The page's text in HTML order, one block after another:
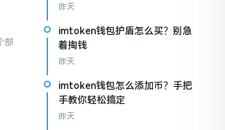
部
昨天
imtoken钱包护盾怎么买？别急
着掏钱
昨天
imtoken钱包怎么添加币？手把
手教你轻松搞定
昨天